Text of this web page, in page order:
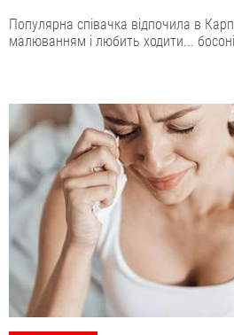
Популярна співачка відпочила в
малюванням і любить ходити...